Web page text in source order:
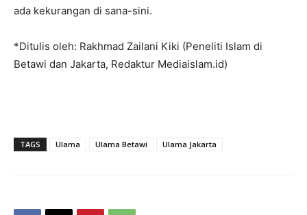
ada kekurangan di sana-sini.
*Ditulis oleh: Rakhmad Zailani Kiki (Peneliti Islam di
Betawi dan Jakarta, Redaktur Mediaislam.id)
TAGS Ulama Ulama Betawi Ulama Jakarta